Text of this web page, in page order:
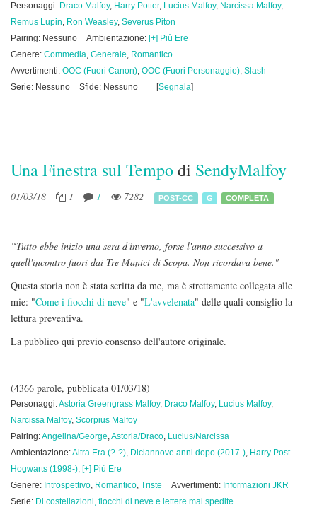
Personaggi: Draco Malfoy, Harry Potter, Lucius Malfoy, Narcissa Malfoy,
Remus Lupin, Ron Weasley, Severus Piton
Pairing: Nessuno
Ambientazione: [+] Più Ere
Genere: Commedia, Generale, Romantico
Avvertimenti: OOC (Fuori Canon), OOC (Fuori Personaggio), Slash
Serie: Nessuno
Sfide: Nessuno [Segnala]
Una Finestra sul Tempodi SendyMalfoy
01/03/18 1 1 7282 POST-CC G COMPLETA
“Tutto ebbe inizio una sera d'inverno, forse l'anno successivo a
quell'incontro fuori dai Tre Manici di Scopa. Non ricordava bene."
Questa storia non è stata scritta da me, ma è strettamente collegata alle
mie: "Come i fiocchi di neve" e "L'avvelenata" delle quali consiglio la
lettura preventiva.
La pubblico qui previo consenso dell'autore originale.
(4366 parole, pubblicata 01/03/18)
Personaggi:Astoria Greengrass Malfoy, Draco Malfoy, Lucius Malfoy,
Narcissa Malfoy, Scorpius Malfoy
Pairing:Angelina/George,Astoria/Draco, Lucius/Narcissa
Ambientazione:Altra Era (?-?), Diciannove anni dopo (2017-), Harry Post-
Hogwarts (1998-), [+] Più Ere
Genere: Introspettivo, Romantico, Triste Avvertimenti: Informazioni JKR
Serie: Di costellazioni, fiocchi di neve e lettere mai spedite.